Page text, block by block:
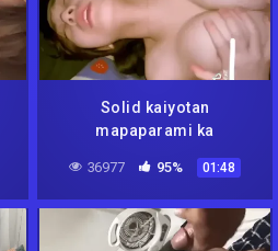
Solid kaiyotan
mapaparami ka
36977 95% 01:48